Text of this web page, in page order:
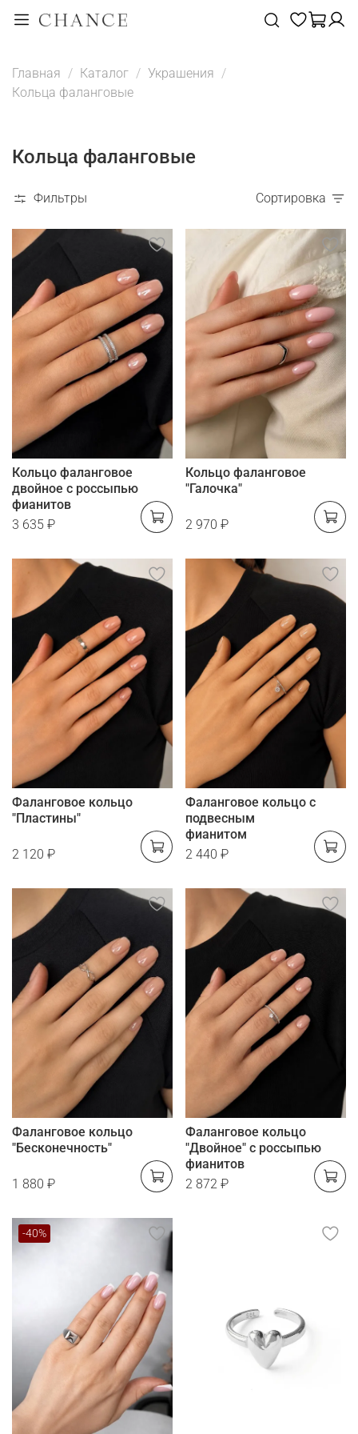
Главная Каталог
Украшения
Кольца фаланговые
Кольца фаланговые
Фильтры Сортировка
Кольцо фаланговое
двойное с россыпью
фианитов
3 635 ₽
Кольцо фаланговое
"Галочка"
2 970 ₽
Фаланговое кольцо
"Пластины"
2 120 ₽
Фаланговое кольцо с
подвесным
фианитом
2 440 ₽
Фаланговое кольцо
"Бесконечность"
1 880 ₽
Фаланговое кольцо
"Двойное" с россыпью
фианитов
2 872 ₽
-40%